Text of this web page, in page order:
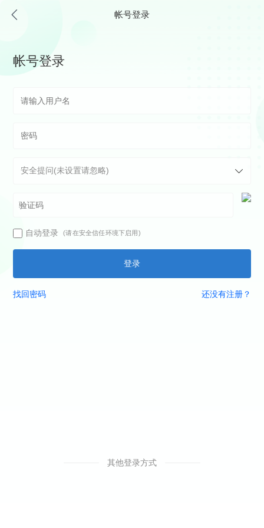
帐号登录
帐号登录
自动登录 (请在安全信任环境下启用)
登录
找回密码 还没有注册？
其他登录方式